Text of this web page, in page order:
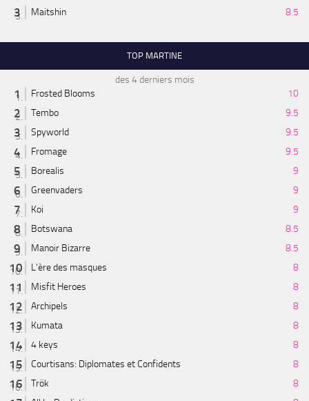
Maitshin
8.5
TOP MARTINE
des 4 derniers mois
Frosted Blooms
10
Tembo
9.5
Spyworld
9.5
Fromage
9.5
Borealis
9
Greenvaders
9
Koi
9
Botswana
8.5
Manoir Bizarre
8.5
L'ère des masques
8
Misfit Heroes
8
Archipels
8
Kumata
8
4 keys
8
Courtisans: Diplomates et Confidents
8
Trök
8